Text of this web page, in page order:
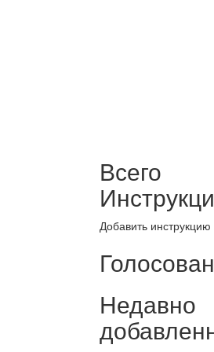
Всего
Добавить инструкцию
Недавно